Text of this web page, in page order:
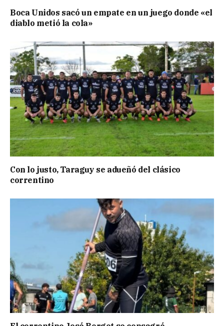
Boca Unidos sacó un empate en un juego donde «el
diablo metió la cola»
Con lo justo, Taraguy se adueñó del clásico
correntino